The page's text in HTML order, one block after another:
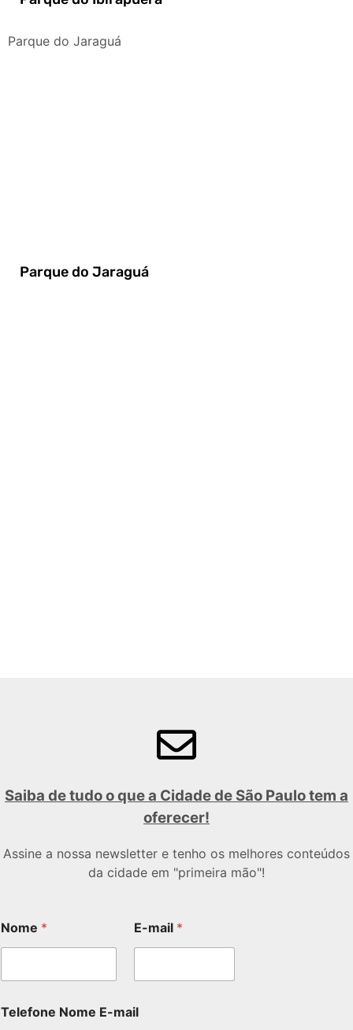
Parque do Jaraguá
Parque do Jaraguá
Saiba de tudo o que a Cidade de São Paulo tem a
oferecer!
Assine a nossa newsletter e tenho os melhores conteúdos
da cidade em "primeira mão"!
Nome * E-mail *
Telefone Nome E-mail